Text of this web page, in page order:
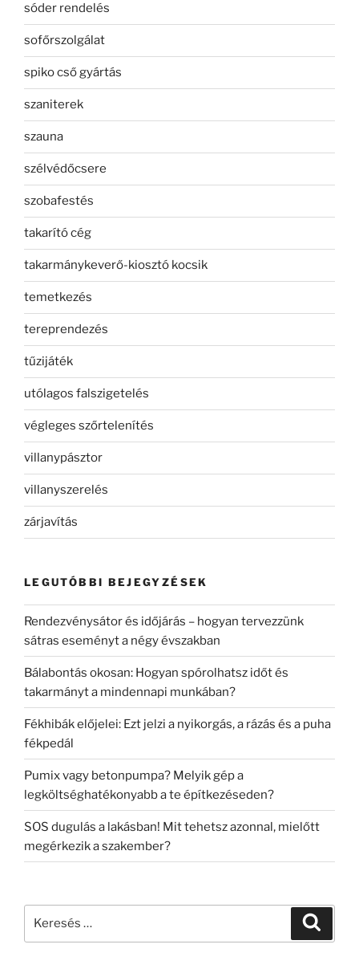
sóder rendelés
sofőrszolgálat
spiko cső gyártás
szaniterek
szauna
szélvédőcsere
szobafestés
takarító cég
takarmánykeverő-kiosztó kocsik
temetkezés
tereprendezés
tűzijáték
utólagos falszigetelés
végleges szőrtelenítés
villanypásztor
villanyszerelés
zárjavítás
LEGUTÓBBI BEJEGYZÉSEK
Rendezvénysátor és időjárás – hogyan tervezzünk
sátras eseményt a négy évszakban
Bálabontás okosan: Hogyan spórolhatsz időt és
takarmányt a mindennapi munkában?
Fékhibák előjelei: Ezt jelzi a nyikorgás, a rázás és a puha
fékpedál
Pumix vagy betonpumpa? Melyik gép a
legköltséghatékonyabb a te építkezéseden?
SOS dugulás a lakásban! Mit tehetsz azonnal, mielőtt
megérkezik a szakember?